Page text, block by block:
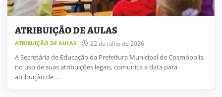
ATRIBUIÇÃO DE AULAS
ATRIBUIÇÃO DE AULAS 22 de julho de 2026
A Secretária de Educação da Prefeitura Municipal de Cosmópolis,
no uso de suas atribuições legais, comunica a data para
atribuição de ...